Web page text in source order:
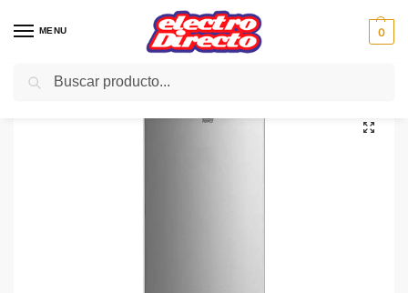
MENU 0
Inicio Gama blanca Frigorificos